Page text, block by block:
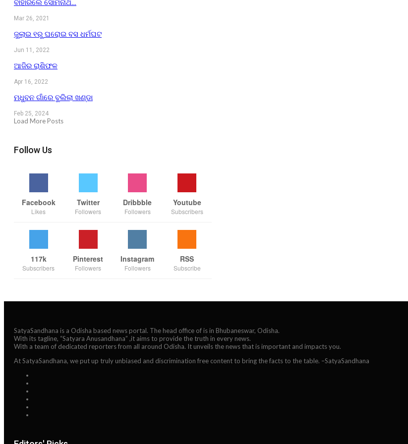
ବାହାରିଲେ ସୋମନାଥ…
Mar 26, 2021
ଜୁଲାଇ ୧ରୁ ଘରୋଇ ବସ ଧର୍ମଘଟ
Jun 11, 2022
ଆଜିର ରାଶିଫଳ
Apr 16, 2022
ମଧୁବନ ଗାଁରେ ବୁଲିଲା ଖଣ୍ଡା
Feb 25, 2024
Load More Posts
Follow Us
Facebook
Likes
Twitter
Followers
Dribbble
Followers
Youtube
Subscribers
117k
Subscribers
Pinterest
Followers
Instagram
Followers
RSS
Subscribe
SatyaSandhana is a Odisha based news portal. The head office of is in Bhubaneswar, Odisha.
With its tagline, “Satyara Anusandhana” ,it aims to provide the truth in every news.
With a team of dedicated reporters from all around Odisha. It unveils the news that is important and impacts you.
At SatyaSandhana, we put up truly unbiased and discrimination free content to bring the facts to the table. –SatyaSandhana